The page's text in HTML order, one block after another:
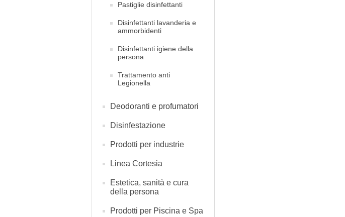
Pastiglie disinfettanti
Disinfettanti lavanderia e
ammorbidenti
Disinfettanti igiene della
persona
Trattamento anti
Legionella
Deodoranti e profumatori
Disinfestazione
Prodotti per industrie
Linea Cortesia
Estetica, sanità e cura
della persona
Prodotti per Piscina e Spa